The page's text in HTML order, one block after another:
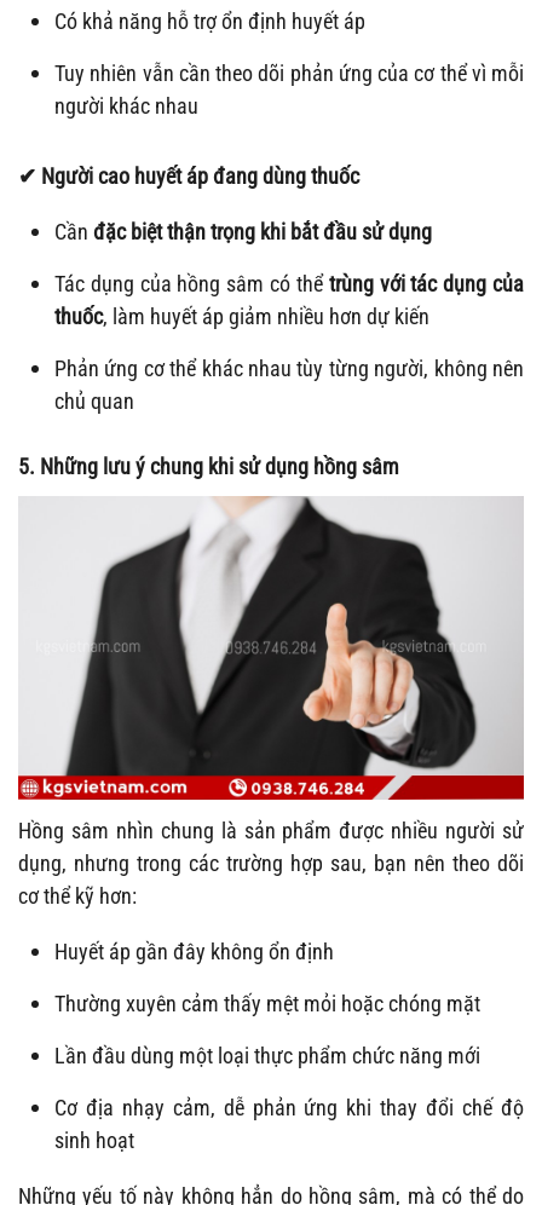
Có khả năng hỗ trợ ổn định huyết áp
Tuy nhiên vẫn cần theo dõi phản ứng của cơ thể vì mỗi
người khác nhau
✔ Người cao huyết áp đang dùng thuốc
Cần đặc biệt thận trọng khi bắt đầu sử dụng
Tác dụng của hồng sâm có thểtrùng với tác dụng của
thuốc, làm huyết áp giảm nhiều hơn dự kiến
Phản ứng cơ thể khác nhau tùy từng người, không nên
chủ quan
5. Những lưu ý chung khi sử dụng hồng sâm
Hồng sâm nhìn chung là sản phẩm được nhiều người sử
dụng, nhưng trong các trường hợp sau, bạn nên theo dõi
cơ thể kỹ hơn:
Huyết áp gần đây không ổn định
Thường xuyên cảm thấy mệt mỏi hoặc chóng mặt
Lần đầu dùng một loại thực phẩm chức năng mới
Cơ địa nhạy cảm, dễ phản ứng khi thay đổi chế độ
sinh hoạt
Những yếu tố này không hẳn do hồng sâm, mà có thể do